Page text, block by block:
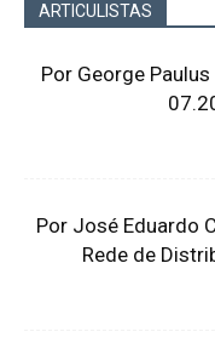
ARTICULISTAS
Por George
Por José Eduardo
Rede de